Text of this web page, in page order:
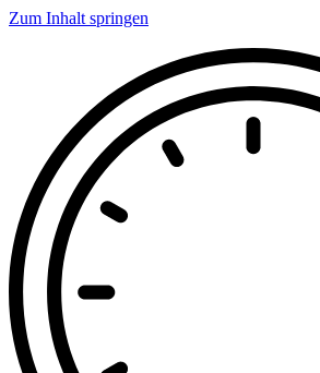
Zum Inhalt springen